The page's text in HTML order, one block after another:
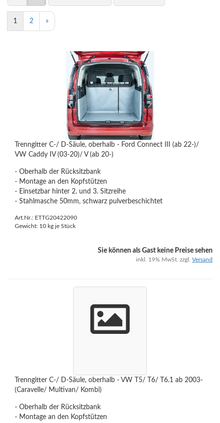
1 2 »
Trenngitter C-/ D-Säule, oberhalb - Ford Connect III (ab 22-)/
VW Caddy IV (03-20)/ V (ab 20-)
- Oberhalb der Rücksitzbank
- Montage an den Kopfstützen
- Einsetzbar hinter 2. und 3. Sitzreihe
- Stahlmasche 50mm, schwarz pulverbeschichtet
Art.Nr.: ETTG20422090
Gewicht: 10 kg je Stück
Sie können als Gast keine Preise sehen
inkl. 19% MwSt. zzgl. Versand
Trenngitter C-/ D-Säule, oberhalb - VW T5/ T6/ T6.1 ab 2003-
(Caravelle/ Multivan/ Kombi)
- Oberhalb der Rücksitzbank
- Montage an den Kopfstützen